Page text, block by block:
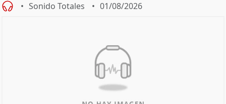
Sonido Totales 01/08/2026